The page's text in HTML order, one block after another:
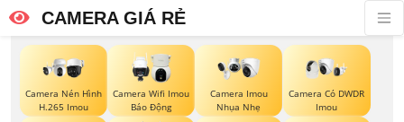
CAMERA GIÁ RẺ
Camera Nén Hình
H.265 Imou
Camera Wifi Imou
Báo Động
Camera Imou
Nhụa Nhẹ
Camera Có DWDR
Imou